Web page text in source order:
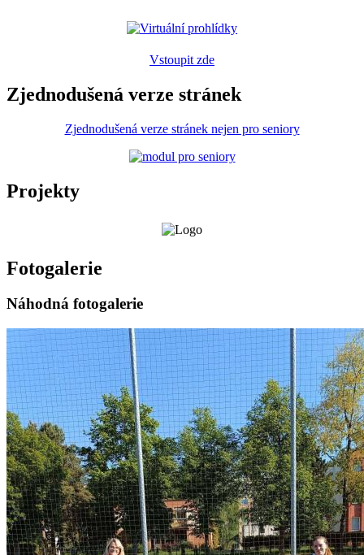
Vstoupit zde
Zjednodušená verze stránek
Zjednodušená verze stránek nejen pro seniory
Projekty
Fotogalerie
Náhodná fotogalerie